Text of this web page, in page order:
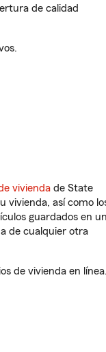
de calidad
vivienda de State
vivienda, así como
guardados en un
de cualquier otra
de vivienda en línea.